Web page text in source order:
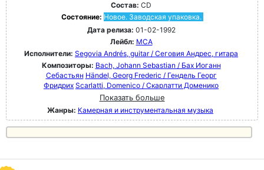
Состав: CD
Состояние: Новое. Заводская упаковка.
Дата релиза: 01-02-1992
Лейбл: MCA
Исполнители: Segovia Andrés, guitar / Сеговия Андрес, гитара
Композиторы: Bach, Johann Sebastian / Бах Иоганн
Себастьян Händel, Georg Frederic / Гендель Георг
Фридрих Scarlatti, Domenico / Скарлатти Доменико
Показать больше
Жанры: Камерная и инструментальная музыка